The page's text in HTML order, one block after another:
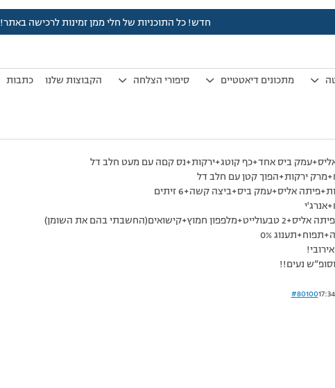
חדש! כל התוכניות של חלי ממן זמינות לרכישה באתר!
מתכונים דיאטטיים סיפורי הצלחה הקבוצות שלנו כתבות
#80099
ביס אחד+כף קוטג+ירקות+נס קםה עם מעט חלב דל
ירקות+הפוך קטן עם חלב דל
אליס+עמק ביס+ביצה קשה+6 זיתים
חמוץ+קישואים(החשבתי בהם את השומן)
0%
נעים!!
#80100